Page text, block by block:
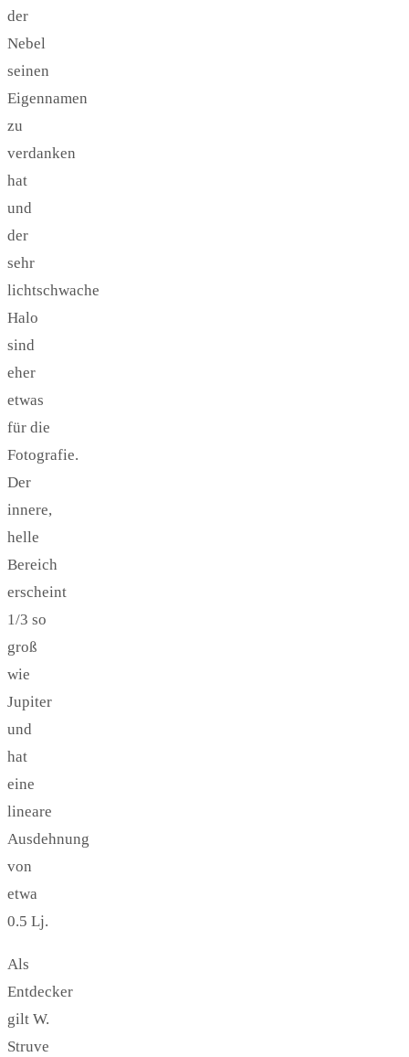
der
Nebel
seinen
Eigennamen
zu
verdanken
hat
und
der
sehr
lichtschwache
Halo
sind
eher
etwas
für die
Fotografie.
Der
innere,
helle
Bereich
erscheint
1/3 so
groß
wie
Jupiter
und
hat
eine
lineare
Ausdehnung
von
etwa
0.5 Lj.
Als
Entdecker
gilt W.
Struve